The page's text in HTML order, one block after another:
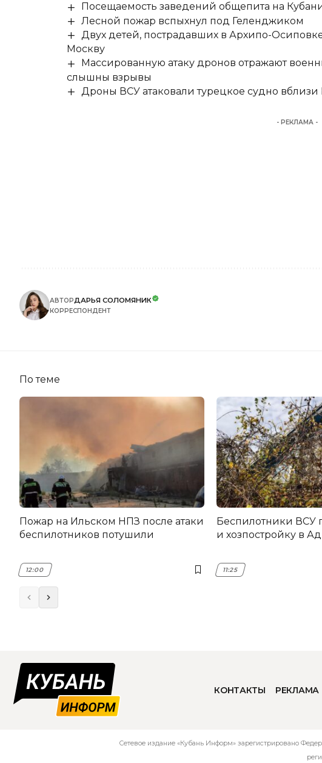
Посещаемость заведений общепита на Кубани
Лесной пожар вспыхнул под Геленджиком
Двух детей, пострадавших в Архипо-
Москву
Массированную атаку дронов отражают
слышны взрывы
Дроны ВСУ атаковали турецкое судно
- РЕКЛАМА -
АВТОРДАРЬЯ СОЛОМЯНИК
КОРРЕСПОНДЕНТ
По теме
Пожар на Ильском НПЗ после атаки
беспилотников потушили
12:00
Беспилотники ВСУ
и хозпостройку в
11:25
КОНТАКТЫ РЕКЛАМА
Сетевое издание «Кубань Информ» зарегистрировано